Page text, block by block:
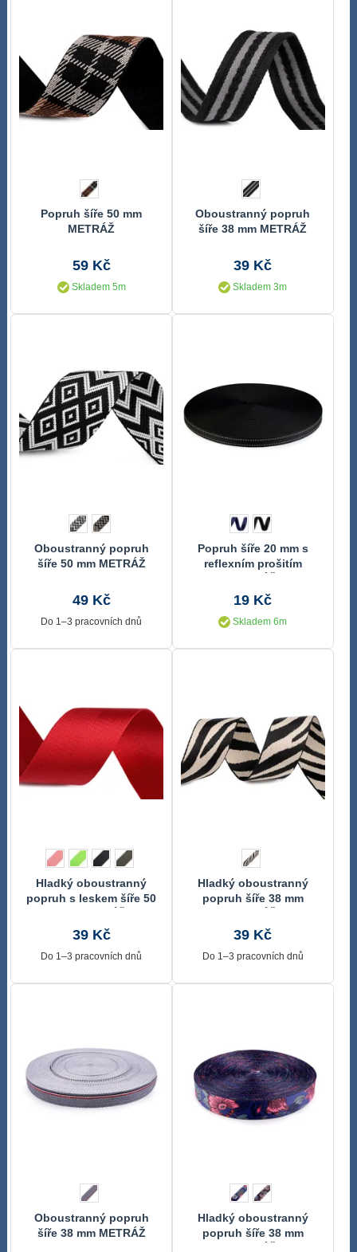
Popruh šíře 50 mm
METRÁŽ
59 Kč
Skladem 5m
Oboustranný popruh
šíře 38 mm METRÁŽ
39 Kč
Skladem 3m
Oboustranný popruh
šíře 50 mm METRÁŽ
49 Kč
Do 1–3 pracovních dnů
Popruh šíře 20 mm s
reflexním prošitím
19 Kč
Skladem 6m
Hladký oboustranný
popruh s leskem šíře 50
39 Kč
Do 1–3 pracovních dnů
Hladký oboustranný
popruh šíře 38 mm
39 Kč
Do 1–3 pracovních dnů
Oboustranný popruh
šíře 38 mm METRÁŽ
Hladký oboustranný
popruh šíře 38 mm